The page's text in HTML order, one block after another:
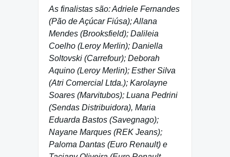
As finalistas são: Adriele Fernandes
(Pão de Açúcar Fiúsa); Allana
Mendes (Brooksfield); Dalileia
Coelho (Leroy Merlin); Daniella
Soltovski (Carrefour); Deborah
Aquino (Leroy Merlin); Esther Silva
(Atri Comercial Ltda.); Karolayne
Soares (Marvitubos); Luana Pedrini
(Sendas Distribuidora), Maria
Eduarda Bastos (Savegnago);
Nayane Marques (REK Jeans);
Paloma Dantas (Euro Renault) e